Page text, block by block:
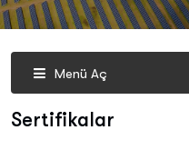
Menü Aç
Sertifikalar